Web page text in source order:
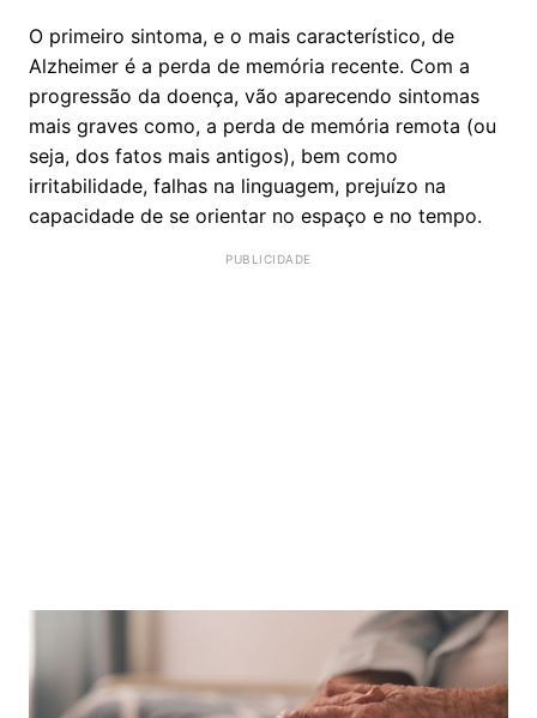
O primeiro sintoma, e o mais característico, de
Alzheimer é a perda de memória recente. Com a
progressão da doença, vão aparecendo sintomas
mais graves como, a perda de memória remota (ou
seja, dos fatos mais antigos), bem como
irritabilidade, falhas na linguagem, prejuízo na
capacidade de se orientar no espaço e no tempo.